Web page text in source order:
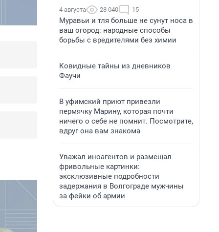
4 августа 28 040 15
Муравьи и тля больше не сунут носа в
ваш огород: народные способы
борьбы с вредителями без химии
Ковидные тайны из дневников
Фаучи
В уфимский приют привезли
пермячку Марину, которая почти
ничего о себе не помнит. Посмотрите,
вдруг она вам знакома
Уважал иноагентов и размещал
фривольные картинки:
эксклюзивные подробности
задержания в Волгограде мужчины
за фейки об армии